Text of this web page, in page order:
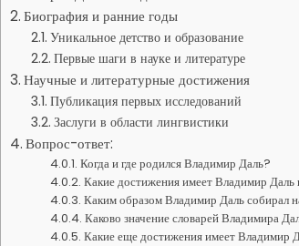
Биография и ранние годы
Уникальное детство и образование
Первые шаги в науке и литературе
Научные и литературные достижения
Публикация первых исследований
Заслуги в области лингвистики
Вопрос-ответ:
Когда и где родился Владимир Даль?
Какие достижения имеет Владимир Даль
Каким образом Владимир Даль собирал
Каково значение словарей Владимира
Какие еще достижения имеет Владимир